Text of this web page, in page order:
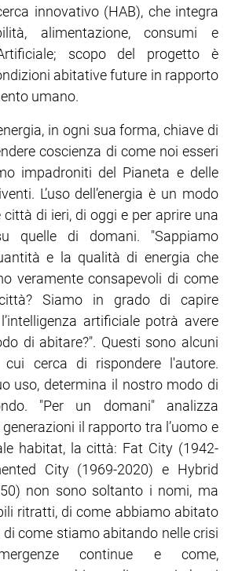
innovativo (HAB), che integra
alimentazione, consumi e
scopo del progetto è
abitative future in rapporto
umano.
in ogni sua forma, chiave di
coscienza di come noi esseri
impadroniti del Pianeta e delle
L’uso dell’energia è un modo
città di ieri, di oggi e per aprire una
quelle di domani. "Sappiamo
e la qualità di energia che
veramente consapevoli di come
Siamo in grado di capire
artificiale potrà avere
di abitare?". Questi sono alcuni
cerca di rispondere l'autore.
uso, determina il nostro modo di
"Per un domani" analizza
generazioni il rapporto tra l’uomo e
habitat, la città: Fat City (1942-
City (1969-2020) e Hybrid
non sono soltanto i nomi, ma
ritratti, di come abbiamo abitato
di come stiamo abitando nelle crisi
continue e come,